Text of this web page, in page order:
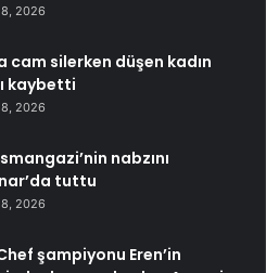
2026
cam silerken düşen kadın
kaybetti
2026
nabzını
tuttu
2026
şampiyonu Eren’in